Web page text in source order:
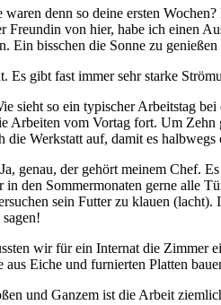
denn so deine ersten Wochen?
von hier, habe ich einen
Ein bisschen die Sonne zu
Es gibt fast immer sehr starke
sieht so ein typischer Arbeitstag bei
Arbeiten vom Vortag fort. Um
Werkstatt auf, damit es halbwegs
genau, der gehört meinem Chef.
den Sommermonaten gerne alle
sein Futter zu klauen
wir für ein Internat die Zimmer
Eiche und furnierten Platten
und Ganzem ist die Arbeit